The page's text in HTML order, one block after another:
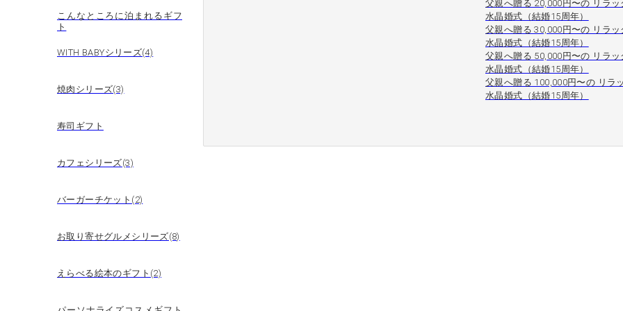
こんなところに泊まれるギフ
ト
WITH BABYシリーズ(4)
焼肉シリーズ(3)
寿司ギフト
カフェシリーズ(3)
バーガーチケット(2)
お取り寄せグルメシリーズ(8)
えらべる絵本のギフト(2)
父親へ贈る 20,000円〜の リラッ
水晶婚式（結婚15周年）
父親へ贈る 30,000円〜の リラッ
水晶婚式（結婚15周年）
父親へ贈る 50,000円〜の リラッ
水晶婚式（結婚15周年）
父親へ贈る 100,000円〜の リラ
水晶婚式（結婚15周年）